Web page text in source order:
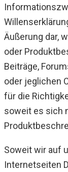
Äußerung dar,
oder
Beiträge,
oder jeglichen
für die
soweit es sich
Soweit wir auf
Internetseiten